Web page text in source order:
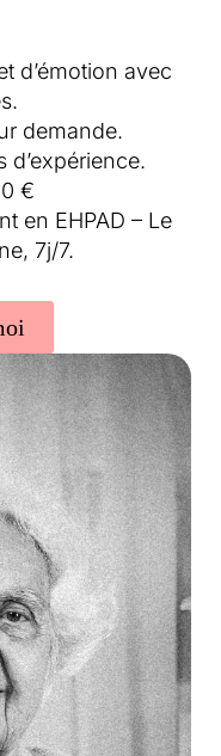
d’émotion avec
demande.
d’expérience.
€
en EHPAD – Le
7j/7.